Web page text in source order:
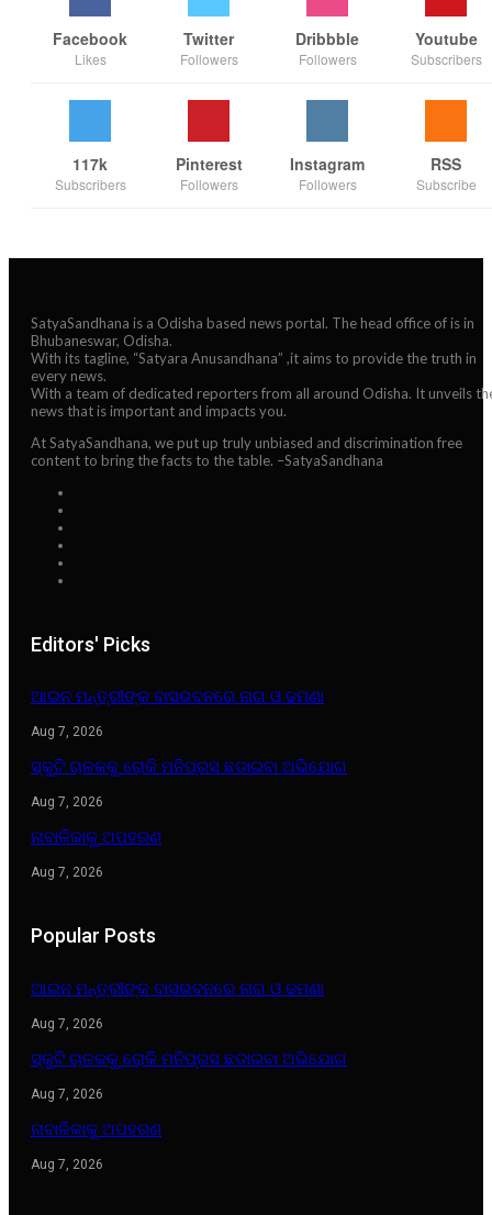
Facebook
Likes
Twitter
Followers
Dribbble
Followers
Youtube
Subscribers
117k
Subscribers
Pinterest
Followers
Instagram
Followers
RSS
Subscribe
SatyaSandhana is a Odisha based news portal. The head office of is in
Bhubaneswar, Odisha.
With its tagline, “Satyara Anusandhana” ,it aims to provide the truth in
every news.
With a team of dedicated reporters from all around Odisha. It unveils
news that is important and impacts you.
At SatyaSandhana, we put up truly unbiased and discrimination free
content to bring the facts to the table. –SatyaSandhana
Editors' Picks
ଆଇନ ମନ୍ତ୍ରୀଙ୍କ ବାସଭବନରେ ନାଗ ଓ ଢମଣା
Aug 7, 2026
ସ୍କୁଟି ଚାଳକକୁ ରୋକି ମନିପ୍ରସ ଛଡାଇବା ଅଭିଯୋଗ
Aug 7, 2026
ନାବାଳିକାକୁ ଅପହରଣ
Aug 7, 2026
Popular Posts
ଆଇନ ମନ୍ତ୍ରୀଙ୍କ ବାସଭବନରେ ନାଗ ଓ ଢମଣା
Aug 7, 2026
ସ୍କୁଟି ଚାଳକକୁ ରୋକି ମନିପ୍ରସ ଛଡାଇବା ଅଭିଯୋଗ
Aug 7, 2026
ନାବାଳିକାକୁ ଅପହରଣ
Aug 7, 2026